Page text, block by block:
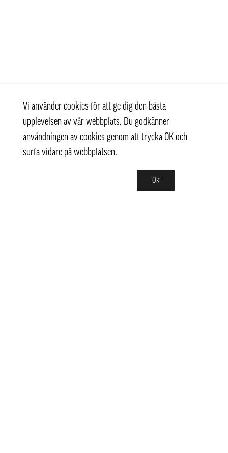
Vi använder cookies för att ge dig den bästa
upplevelsen av vår webbplats. Du godkänner
användningen av cookies genom att trycka OK och
surfa vidare på webbplatsen.
Ok